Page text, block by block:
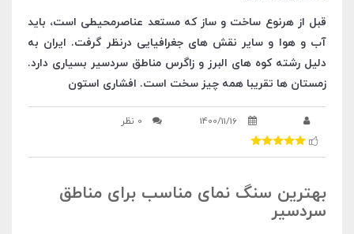
قبل از هرنوع ساخت ‌و ساز که مستعد عناصرمحیطی است، باید
آب ‌و هوا و سایر نقش‌ های جغرافیایی درنظر گرفت. ایران به
دلیل رشته کوه ‌های البرز و زاگرس مناطق سردسیر بسیاری دارد.
زمستان ‌ها تقریبا همه چیز سخت است. افشاری استون
1400/11/16 0 نظر
بهترین سنگ نمای مناسب برای مناطق
سردسیر